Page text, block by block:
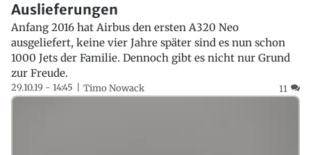
Auslieferungen
Anfang 2016 hat Airbus den ersten A320 Neo
ausgeliefert, keine vier Jahre später sind es nun schon
1000 Jets der Familie. Dennoch gibt es nicht nur Grund
zur Freude.
29.10.19 - 14:45 Timo Nowack 11